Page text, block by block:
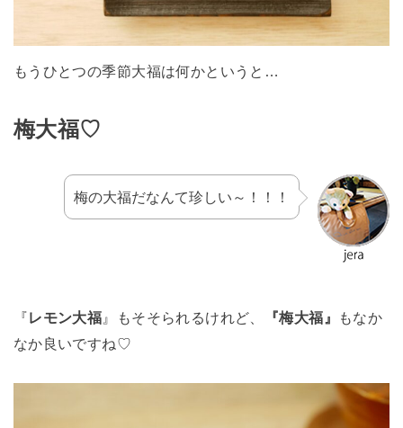
もうひとつの季節大福は何かというと…
梅大福♡
梅の大福だなんて珍しい～！！！
『レモン大福 』もそそられるけれど、 『梅大福』
もなか
なか良いですね♡